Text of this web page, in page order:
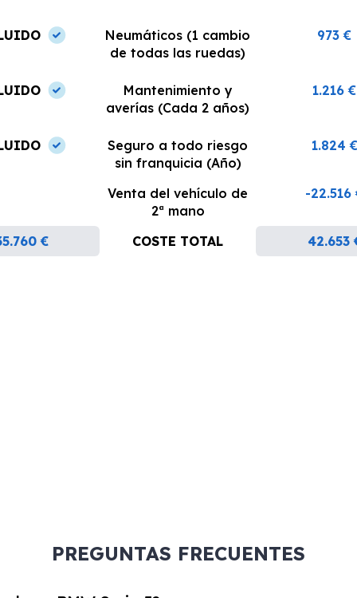
Neumáticos (1 cambio
de todas las ruedas)
973 €
Mantenimiento y
averías (Cada 2 años)
1.216 €
Seguro a todo riesgo
sin franquicia (Año)
1.824 €
Venta del vehículo de
2ª mano
-22.516
€ COSTE TOTAL 42.653
PREGUNTAS FRECUENTES